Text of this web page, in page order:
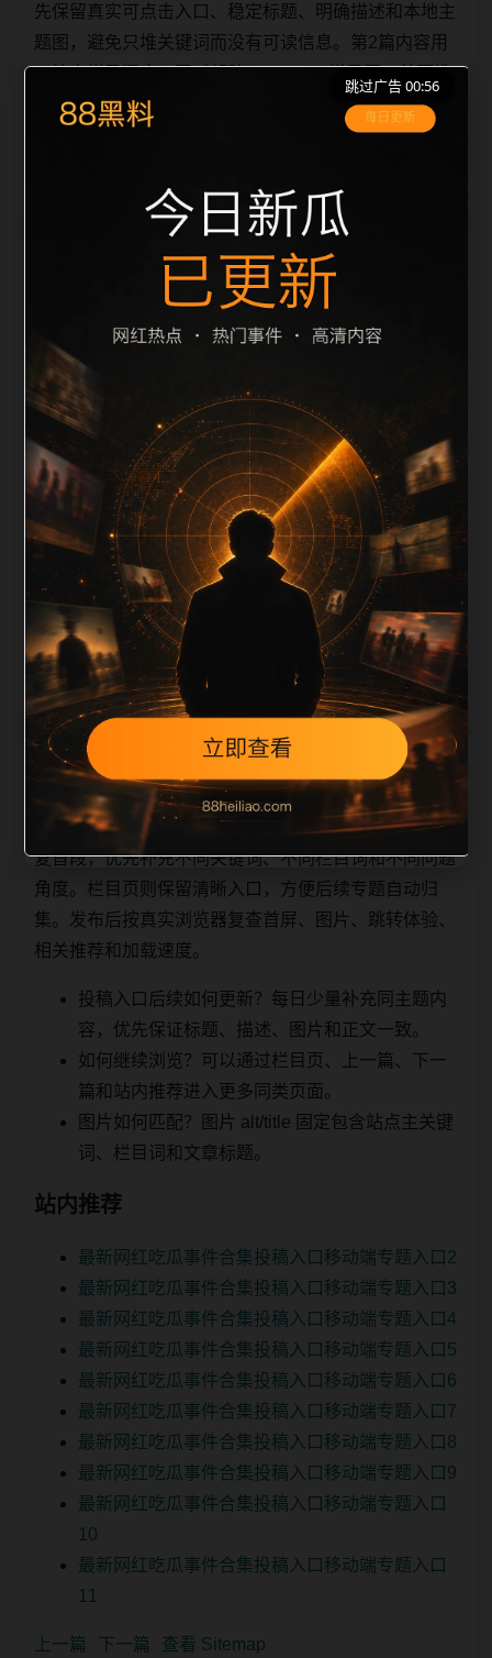
先保留真实可点击入口、稳定标题、明确描述和本地主
题图，避免只堆关键词而没有可读信息。第2篇内容用
于补齐栏目深度，同时帮助 sitemap、栏目页、首页推
荐形成更自然的内链关系。图片说明统一绑定站点主关
键词、栏目词和文章标题，让搜索引擎能够从标题、正
间识别一致主题。后续每日采集时，建议继续执行远程
图片本地化、坏图默认图兜底、标题去重和 description
长度过滤。如果同一主题下有多个相近页面，应通过不
同角度补充事件背景、访问场景、相关问题或专题入
口，降低站群页面之间的重复感。页面底部保留同类推
荐、上一篇下一篇和 sitemap 入口，保证重要页面点击
深度尽量控制在三次以内。正文维护时可按用户搜索路
径补充三类信息：入口是否稳定、同栏目还有哪些可继
续阅读、移动端打开时图片和摘要是否一致。每次新增
内容后同步检查标题、description、canonical、主题
图、alt、title和推荐链接，确保页面既能被搜索引擎理
解，也能让真实用户
相关问题与推荐
顺着栏目继续浏览。同站连续更新时避免重复标题和重
复首段，优先补充不同关键词、不同栏目词和不同问题
角度。栏目页则保留清晰入口，方便后续专题自动归
集。发布后按真实浏览器复查首屏、图片、跳转体验、
相关推荐和加载速度。
投稿入口后续如何更新？每日少量补充同主题内
容，优先保证标题、描述、图片和正文一致。
如何继续浏览？可以通过栏目页、上一篇、下一
篇和站内推荐进入更多同类页面。
图片如何匹配？图片 alt/title 固定包含站点主关键
词、栏目词和文章标题。
站内推荐
最新网红吃瓜事件合集投稿入口移动端专题入口2
最新网红吃瓜事件合集投稿入口移动端专题入口3
最新网红吃瓜事件合集投稿入口移动端专题入口4
最新网红吃瓜事件合集投稿入口移动端专题入口5
最新网红吃瓜事件合集投稿入口移动端专题入口6
最新网红吃瓜事件合集投稿入口移动端专题入口7
最新网红吃瓜事件合集投稿入口移动端专题入口8
最新网红吃瓜事件合集投稿入口移动端专题入口9
最新网红吃瓜事件合集投稿入口移动端专题入口
10
最新网红吃瓜事件合集投稿入口移动端专题入口
11
上一篇 下一篇 查看 Sitemap
跳过广告 00:56